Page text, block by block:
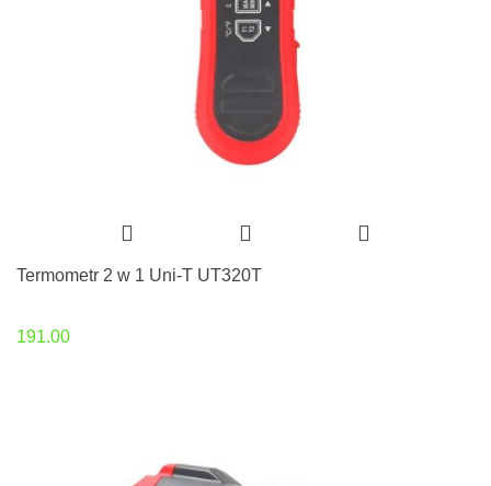
Termometr 2 w 1 Uni-T UT320T
191.00